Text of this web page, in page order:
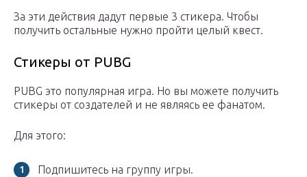
За эти действия дадут первые 3 стикера. Чтобы
получить остальные нужно пройти целый квест.
Стикеры от PUBG
PUBG это популярная игра. Но вы можете получить
стикеры от создателей и не являясь ее фанатом.
Для этого:
Подпишитесь на группу игры.